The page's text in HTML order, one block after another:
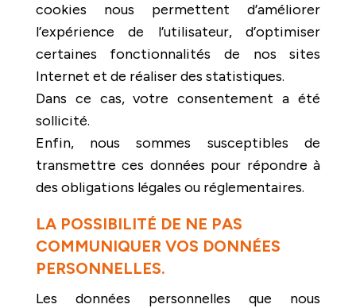
cookies nous permettent d’améliorer
l’expérience de l’utilisateur, d’optimiser
certaines fonctionnalités de nos sites
Internet et de réaliser des statistiques.
Dans ce cas, votre consentement a été
sollicité.
Enfin, nous sommes susceptibles de
transmettre ces données pour répondre à
des obligations légales ou réglementaires.
LA POSSIBILITÉ DE NE PAS
COMMUNIQUER VOS DONNÉES
PERSONNELLES.
Les données personnelles que nous